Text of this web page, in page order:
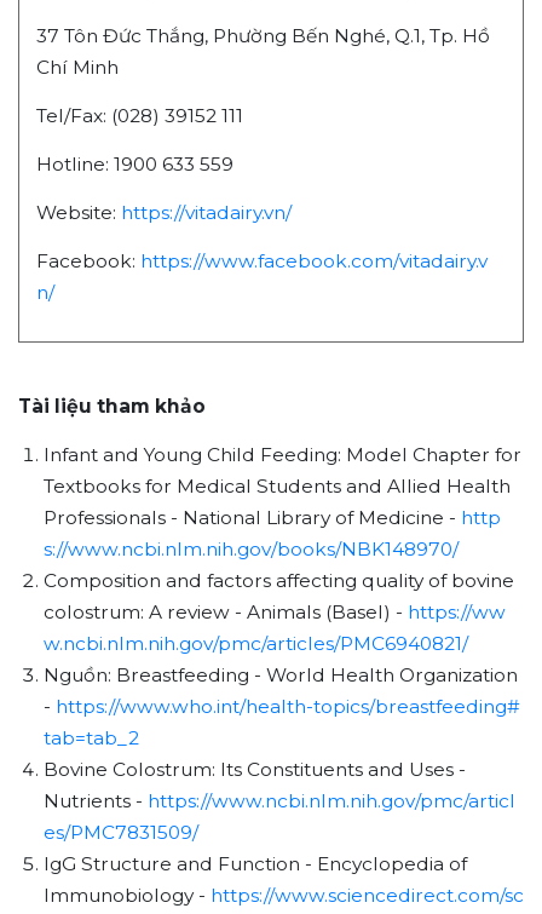
37 Tôn Đức Thắng, Phường Bến Nghé, Q.1, Tp. Hồ
Chí Minh
Tel/Fax: (028) 39152 111
Hotline: 1900 633 559
Website: https://vitadairy.vn/
Facebook: https://www.facebook.com/vitadairy.v
n/
Tài liệu tham khảo
Infant and Young Child Feeding: Model Chapter for
Textbooks for Medical Students and Allied Health
Professionals - National Library of Medicine - http
s://www.ncbi.nlm.nih.gov/books/NBK148970/
Composition and factors affecting quality of bovine
colostrum: A review - Animals (Basel) - https://ww
w.ncbi.nlm.nih.gov/pmc/articles/PMC6940821/
Nguồn: Breastfeeding - World Health Organization
- https://www.who.int/health-topics/breastfeeding#
tab=tab_2
Bovine Colostrum: Its Constituents and Uses -
Nutrients - https://www.ncbi.nlm.nih.gov/pmc/articl
es/PMC7831509/
IgG Structure and Function - Encyclopedia of
Immunobiology - https://www.sciencedirect.com/sc